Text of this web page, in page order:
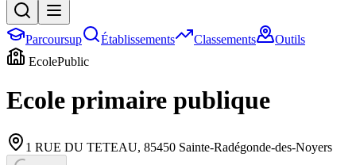
Parcoursup Établissements Classements
Outils
EcolePublic
Ecole primaire publique
1 RUE DU TETEAU, 85450 Sainte-Radégonde-des-Noyers